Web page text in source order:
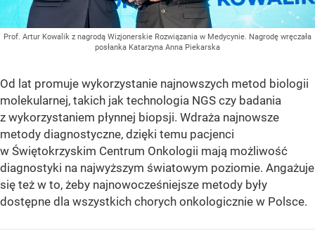
Prof. Artur Kowalik z nagrodą Wizjonerskie Rozwiązania w Medycynie. Nagrodę wręczała
posłanka Katarzyna Anna Piekarska
Od lat promuje wykorzystanie najnowszych metod biologii
molekularnej, takich jak technologia NGS czy badania
z wykorzystaniem płynnej biopsji. Wdraża najnowsze
metody diagnostyczne, dzięki temu pacjenci
w Świętokrzyskim Centrum Onkologii mają możliwość
diagnostyki na najwyższym światowym poziomie. Angażuje
się też w to, żeby najnowocześniejsze metody były
dostępne dla wszystkich chorych onkologicznie w Polsce.